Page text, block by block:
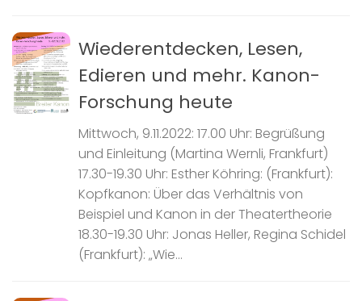
Wiederentdecken, Lesen,
Edieren und mehr. Kanon-
Forschung heute
Mittwoch, 9.11.2022: 17.00 Uhr: Begrüßung
und Einleitung (Martina Wernli, Frankfurt)
17.30-19.30 Uhr: Esther Köhring: (Frankfurt):
Kopfkanon: Über das Verhältnis von
Beispiel und Kanon in der Theatertheorie
18.30-19.30 Uhr: Jonas Heller, Regina Schidel
(Frankfurt): „Wie...